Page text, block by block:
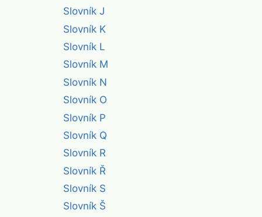
Slovník J
Slovník K
Slovník L
Slovník M
Slovník N
Slovník O
Slovník P
Slovník Q
Slovník R
Slovník Ř
Slovník S
Slovník Š